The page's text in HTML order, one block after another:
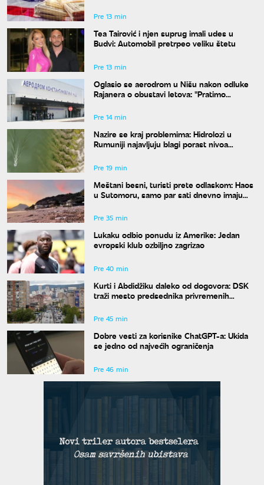
Pre 13 min
Tea Tairović i njen suprug imali udes u
Budvi: Automobil pretrpeo veliku štetu
Pre 13 min
Oglasio se aerodrom u Nišu nakon odluke
Rajanera o obustavi letova: "Pratimo
Pre 14 min
Nazire se kraj problemima: Hidrolozi u
Rumuniji najavljuju blagi porast nivoa
Pre 19 min
Meštani besni, turisti prete odlaskom: Haos
u Sutomoru, samo par sati dnevno imaju
Pre 35 min
Lukaku odbio ponudu iz Amerike: Jedan
evropski klub ozbiljno zagrizao
Pre 40 min
Kurti i Abdidžiku daleko od dogovora: DSK
traži mesto predsednika privremenih
Pre 45 min
Dobre vesti za korisnike ChatGPT-a: Ukida
se jedno od najvećih ograničenja
Pre 46 min